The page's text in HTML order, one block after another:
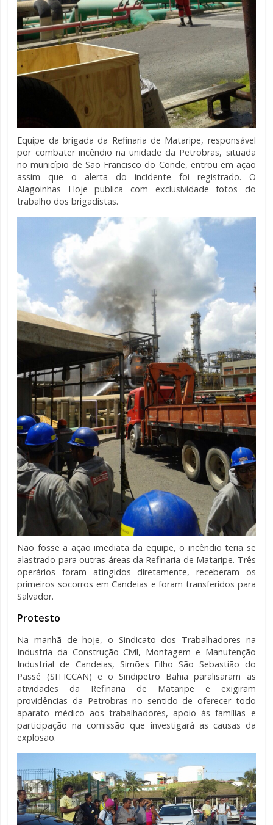
Equipe da brigada da Refinaria de Mataripe, responsável
por combater incêndio na unidade da Petrobras, situada
no município de São Francisco do Conde, entrou em ação
assim que o alerta do incidente foi registrado. O
Alagoinhas Hoje publica com exclusividade fotos do
trabalho dos brigadistas.
Não fosse a ação imediata da equipe, o incêndio teria se
alastrado para outras áreas da Refinaria de Mataripe. Três
operários foram atingidos diretamente, receberam os
primeiros socorros em Candeias e foram transferidos para
Salvador.
Protesto
Na manhã de hoje, o Sindicato dos Trabalhadores na
Industria da Construção Civil, Montagem e Manutenção
Industrial de Candeias, Simões Filho São Sebastião do
Passé (SITICCAN) e o Sindipetro Bahia paralisaram as
atividades da Refinaria de Mataripe e exigiram
providências da Petrobras no sentido de oferecer todo
aparato médico aos trabalhadores, apoio às famílias e
participação na comissão que investigará as causas da
explosão.